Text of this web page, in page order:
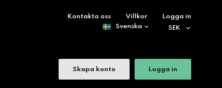
Kontakta oss Villkor Logga in
Skapa konto Logga in